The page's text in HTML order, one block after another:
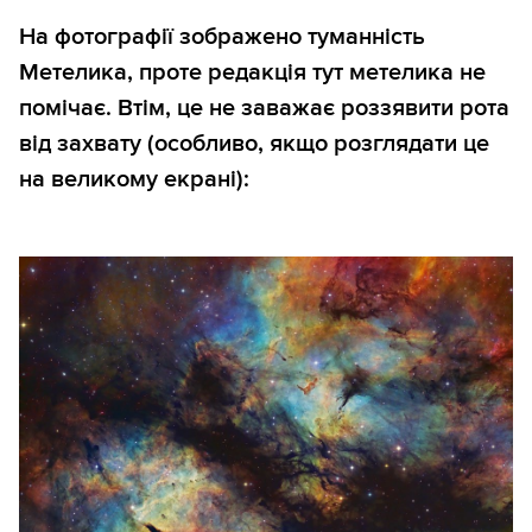
На фотографії зображено туманність
Метелика, проте редакція тут метелика не
помічає. Втім, це не заважає роззявити рота
від захвату (особливо, якщо розглядати це
на великому екрані):